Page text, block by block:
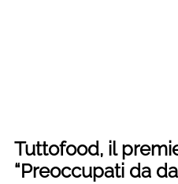
Tuttofood, il
“Preoccupati da